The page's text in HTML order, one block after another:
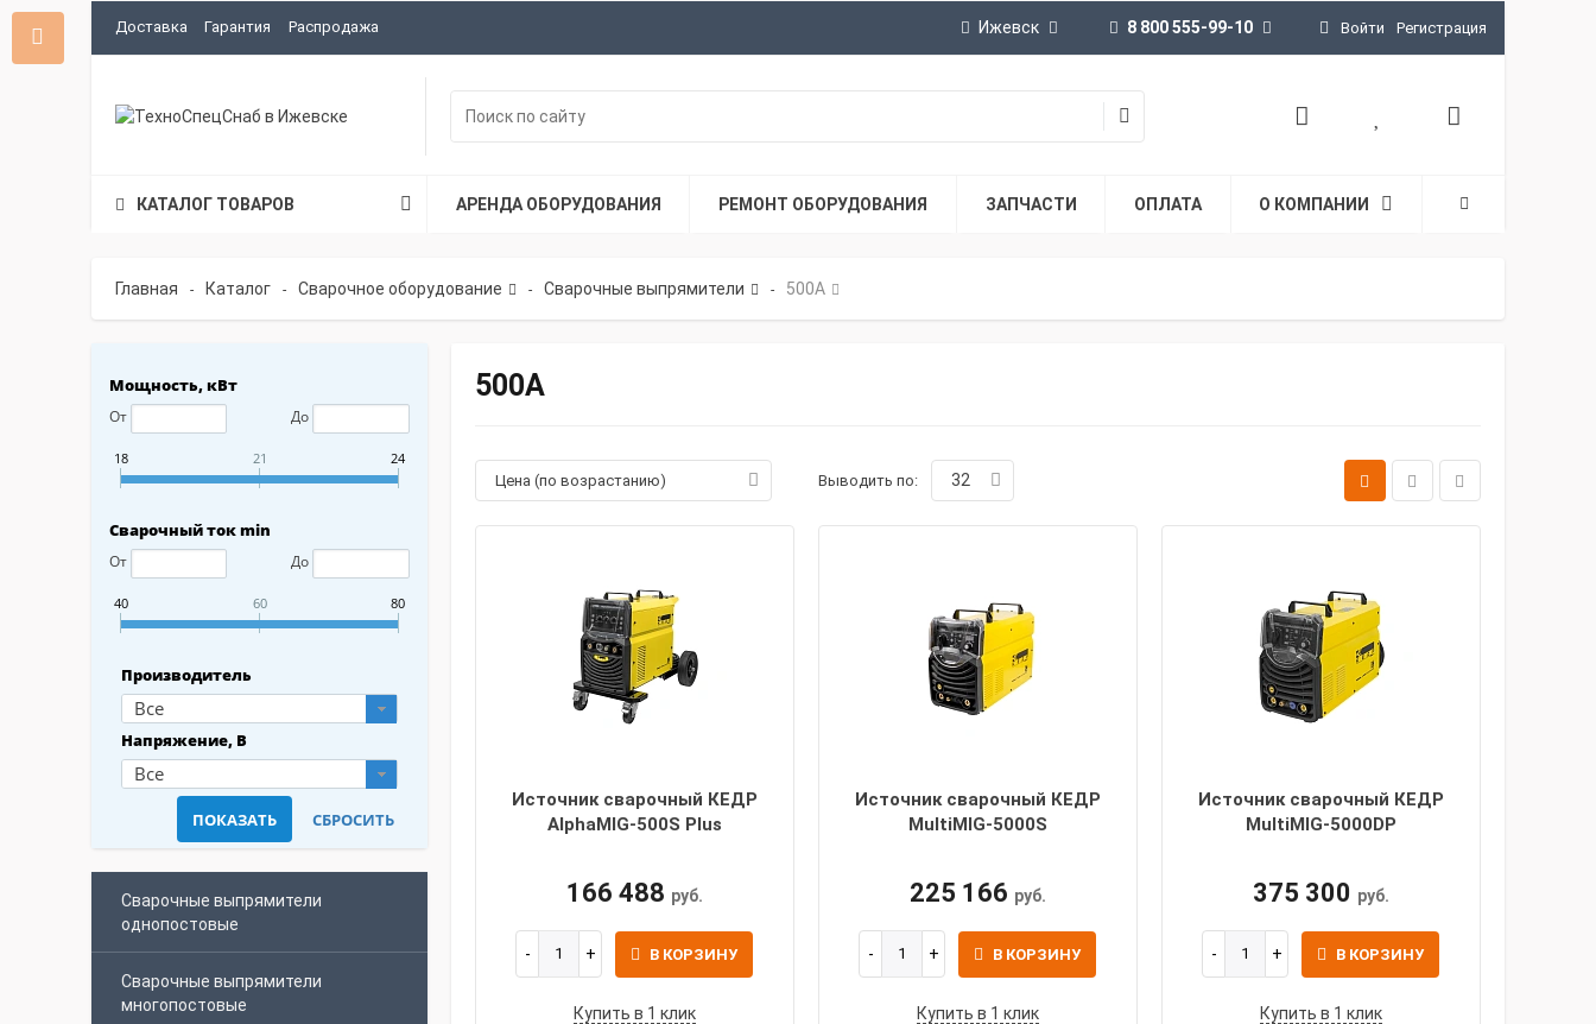
Доставка Гарантия Распродажа Ижевск 8 800 555-99-10 Войти Регистрация
КАТАЛОГ ТОВАРОВ АРЕНДА ОБОРУДОВАНИЯ РЕМОНТ ОБОРУДОВАНИЯ ЗАПЧАСТИ ОПЛАТА О КОМПАНИИ
Главная - Каталог - Сварочное оборудование - Сварочные выпрямители - 500А
Мощность, кВт
От До
18 21 24
Сварочный ток min
От До
40 60 80
Производитель
Все
Напряжение, В
Все
Сварочные выпрямители
однопостовые
Сварочные выпрямители
многопостовые
500А
Цена (по возрастанию) Выводить по: 32
Источник сварочный КЕДР
AlphaMIG-500S Plus
166 488 руб.
В КОРЗИНУ
Купить в 1 клик
Источник сварочный КЕДР
MultiMIG-5000S
225 166 руб.
В КОРЗИНУ
Купить в 1 клик
Источник сварочный КЕДР
MultiMIG-5000DP
375 300 руб.
В КОРЗИНУ
Купить в 1 клик